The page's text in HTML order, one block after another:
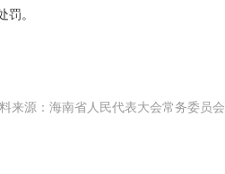
罚。
来源：海南省人民代表大会常务委员会